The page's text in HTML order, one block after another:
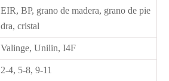
EIR, BP, grano de madera, grano de pie
dra, cristal
Valinge, Unilin, I4F
2-4, 5-8, 9-11